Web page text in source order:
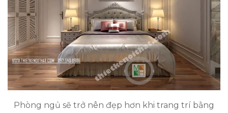
Phòng ngủ sẽ trở nên đẹp hơn khi trang trí bằng